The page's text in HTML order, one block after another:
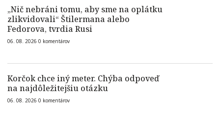
„Nič nebráni tomu, aby sme na oplátku
zlikvidovali“ Štilermana alebo
Fedorova, tvrdia Rusi
06. 08. 2026 0 komentárov
Korčok chce iný meter. Chýba odpoveď
na najdôležitejšiu otázku
06. 08. 2026 0 komentárov